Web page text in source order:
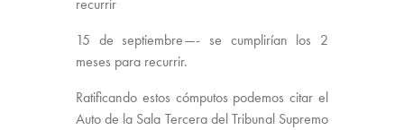
recurrir
15 de septiembre—- se cumplirían los 2
meses para recurrir.
Ratificando estos cómputos podemos citar el
Auto de la Sala Tercera del Tribunal Supremo